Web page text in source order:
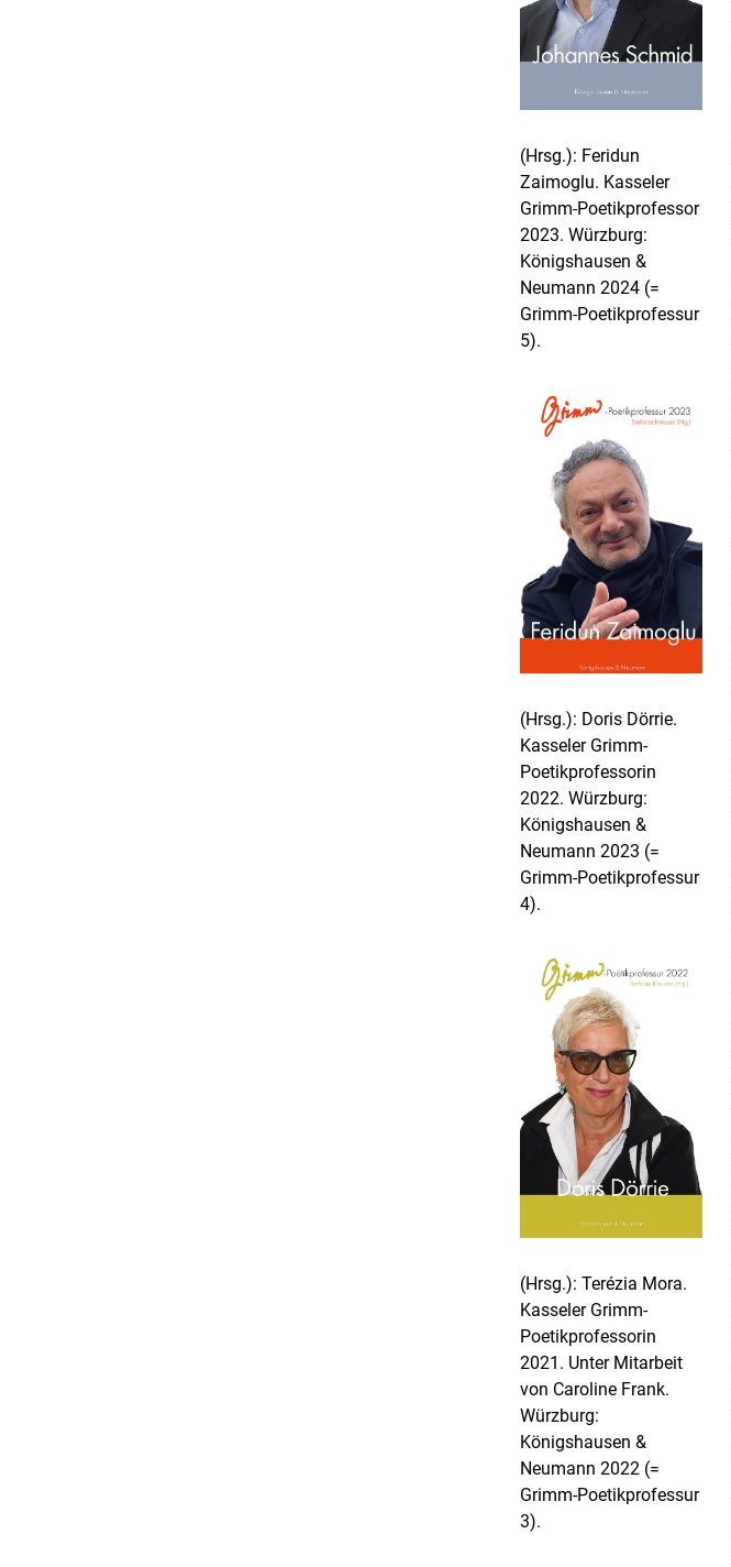
(Hrsg.): Feridun
Zaimoglu. Kasseler
Grimm-Poetikprofessor
2023. Würzburg:
Königshausen &
Neumann 2024 (=
Grimm-Poetikprofessur
5).
(Hrsg.): Doris Dörrie.
Kasseler Grimm-
Poetikprofessorin
2022. Würzburg:
Königshausen &
Neumann 2023 (=
Grimm-Poetikprofessur
4).
(Hrsg.): Terézia Mora.
Kasseler Grimm-
Poetikprofessorin
2021. Unter Mitarbeit
von Caroline Frank.
Würzburg:
Königshausen &
Neumann 2022 (=
Grimm-Poetikprofessur
3).